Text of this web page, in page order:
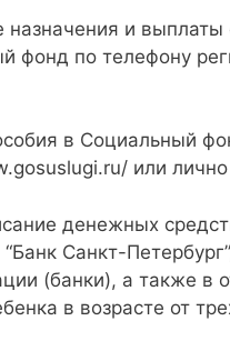
и выплаты
по телефону
в Социальный
или
денежных
Санкт-
(банки), а также в
в возрасте от